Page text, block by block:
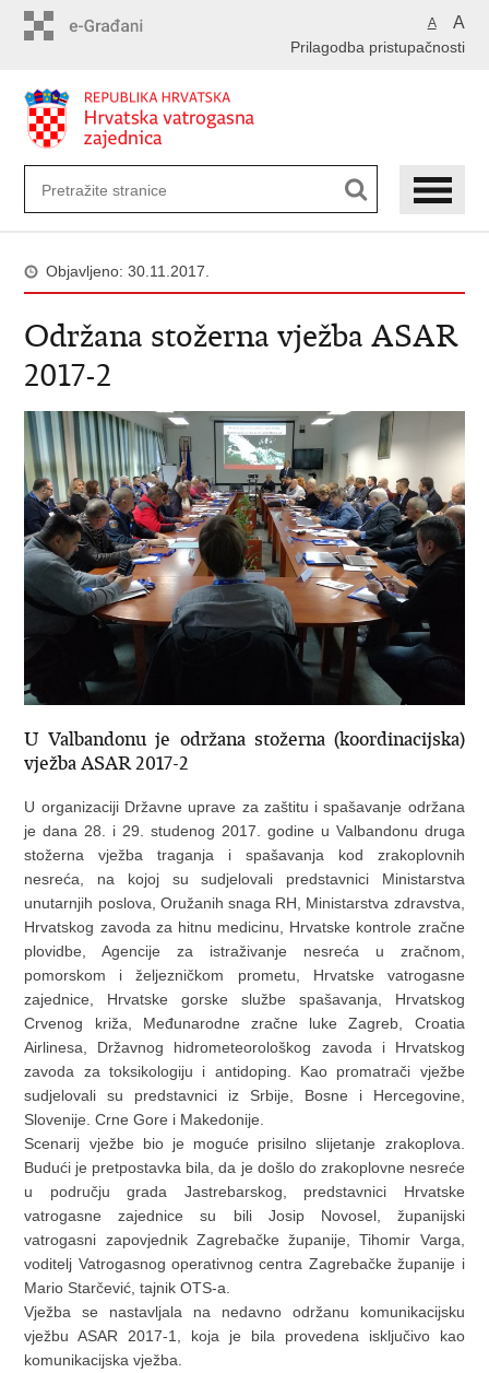
A A
Prilagodba pristupačnosti
Objavljeno: 30.11.2017.
Održana stožerna vježba ASAR
2017-2
U Valbandonu je održana stožerna (koordinacijska)
vježba ASAR 2017-2
U organizaciji Državne uprave za zaštitu i spašavanje održana
je dana 28. i 29. studenog 2017. godine u Valbandonu druga
stožerna vježba traganja i spašavanja kod zrakoplovnih
nesreća, na kojoj su sudjelovali predstavnici Ministarstva
unutarnjih poslova, Oružanih snaga RH, Ministarstva zdravstva,
Hrvatskog zavoda za hitnu medicinu, Hrvatske kontrole zračne
plovidbe, Agencije za istraživanje nesreća u zračnom,
pomorskom i željezničkom prometu, Hrvatske vatrogasne
zajednice, Hrvatske gorske službe spašavanja, Hrvatskog
Crvenog križa, Međunarodne zračne luke Zagreb, Croatia
Airlinesa, Državnog hidrometeorološkog zavoda i Hrvatskog
zavoda za toksikologiju i antidoping. Kao promatrači vježbe
sudjelovali su predstavnici iz Srbije, Bosne i Hercegovine,
Slovenije. Crne Gore i Makedonije.
Scenarij vježbe bio je moguće prisilno slijetanje zrakoplova.
Budući je pretpostavka bila, da je došlo do zrakoplovne nesreće
u području grada Jastrebarskog, predstavnici Hrvatske
vatrogasne zajednice su bili Josip Novosel, županijski
vatrogasni zapovjednik Zagrebačke županije, Tihomir Varga,
voditelj Vatrogasnog operativnog centra Zagrebačke županije i
Mario Starčević, tajnik OTS-a.
Vježba se nastavljala na nedavno održanu komunikacijsku
vježbu ASAR 2017-1, koja je bila provedena isključivo kao
komunikacijska vježba.